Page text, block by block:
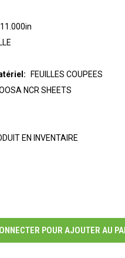
NCR SHEETS
FEUILLES COUPEES
EN INVENTAIRE
POUR AJOUTER AU